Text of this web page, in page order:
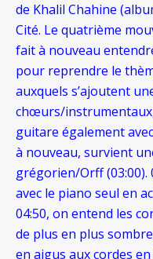
de Khalil Chahine
Cité. Le quatrième
fait à nouveau
pour reprendre le
auxquels s’ajoutent
chœurs/
guitare également
à nouveau, survient
grégorien/Orff (03:00).
avec le piano seul en
04:50, on entend les
de plus en plus
en aigus aux cordes